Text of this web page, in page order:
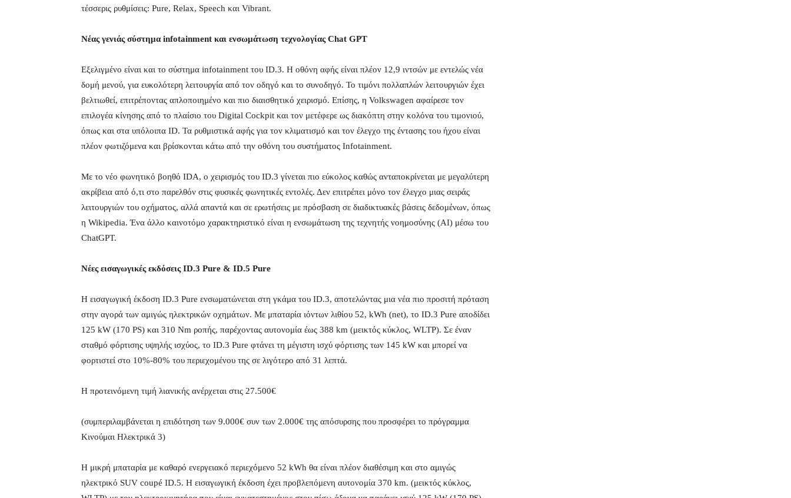
τέσσερις ρυθμίσεις: Pure, Relax, Speech και Vibrant.
Νέας γενιάς σύστημα infotainment και ενσωμάτωση τεχνολογίας Chat GPT
Εξελιγμένο είναι και το σύστημα infotainment του ID.3. Η οθόνη αφής είναι πλέον 12,9 ιντσών με εντελώς νέα
δομή μενού, για ευκολότερη λειτουργία από τον οδηγό και το συνοδηγό. Το τιμόνι πολλαπλών λειτουργιών έχει
βελτιωθεί, επιτρέποντας απλοποιημένο και πιο διαισθητικό χειρισμό. Επίσης, η Volkswagen αφαίρεσε τον
επιλογέα κίνησης από το πλαίσιο του Digital Cockpit και τον μετέφερε ως διακόπτη στην κολόνα του τιμονιού,
όπως και στα υπόλοιπα ID. Τα ρυθμιστικά αφής για τον κλιματισμό και τον έλεγχο της έντασης του ήχου είναι
πλέον φωτιζόμενα και βρίσκονται κάτω από την οθόνη του συστήματος Infotainment.
Με το νέο φωνητικό βοηθό IDA, ο χειρισμός του ID.3 γίνεται πιο εύκολος καθώς ανταποκρίνεται με μεγαλύτερη
ακρίβεια από ό,τι στο παρελθόν στις φυσικές φωνητικές εντολές. Δεν επιτρέπει μόνο τον έλεγχο μιας σειράς
λειτουργιών του οχήματος, αλλά απαντά και σε ερωτήσεις με πρόσβαση σε διαδικτυακές βάσεις δεδομένων, όπως
η Wikipedia. Ένα άλλο καινοτόμο χαρακτηριστικό είναι η ενσωμάτωση της τεχνητής νοημοσύνης (AI) μέσω του
ChatGPT.
Νέες εισαγωγικές εκδόσεις ID.3 Pure & ID.5 Pure
H εισαγωγική έκδοση ID.3 Pure ενσωματώνεται στη γκάμα του ID.3, αποτελώντας μια νέα πιο προσιτή πρόταση
στην αγορά των αμιγώς ηλεκτρικών οχημάτων. Με μπαταρία ιόντων λιθίου 52, kWh (net), το ID.3 Pure αποδίδει
125 kW (170 PS) και 310 Nm ροπής, παρέχοντας αυτονομία έως 388 km (μεικτός κύκλος, WLTP). Σε έναν
σταθμό φόρτισης υψηλής ισχύος, το ID.3 Pure φτάνει τη μέγιστη ισχύ φόρτισης των 145 kW και μπορεί να
φορτιστεί στο 10%-80% του περιεχομένου της σε λιγότερο από 31 λεπτά.
Η προτεινόμενη τιμή λιανικής ανέρχεται στις 27.500€
(συμπεριλαμβάνεται η επιδότηση των 9.000€ συν των 2.000€ της απόσυρσης που προσφέρει το πρόγραμμα
Κινούμαι Ηλεκτρικά 3)
Η μικρή μπαταρία με καθαρό ενεργειακό περιεχόμενο 52 kWh θα είναι πλέον διαθέσιμη και στο αμιγώς
ηλεκτρικό SUV coupé ID.5. H εισαγωγική έκδοση έχει προβλεπόμενη αυτονομία 370 km. (μεικτός κύκλος,